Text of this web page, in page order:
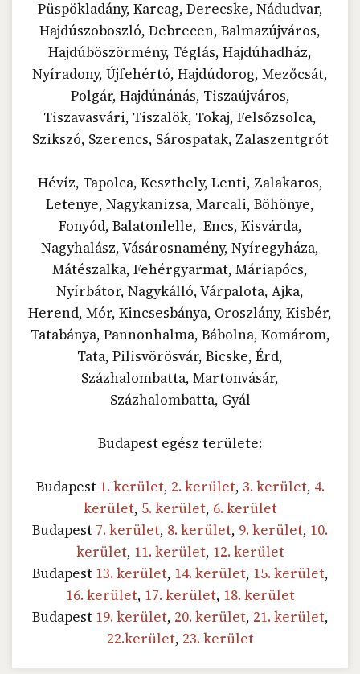
Püspökladány, Karcag, Derecske, Nádudvar,
Hajdúszoboszló, Debrecen, Balmazújváros,
Hajdúböszörmény, Téglás, Hajdúhadház,
Nyíradony, Újfehértó, Hajdúdorog, Mezőcsát,
Polgár, Hajdúnánás, Tiszaújváros,
Tiszavasvári, Tiszalök, Tokaj, Felsőzsolca,
Szikszó, Szerencs, Sárospatak, Zalaszentgrót
Hévíz, Tapolca, Keszthely, Lenti, Zalakaros,
Letenye, Nagykanizsa, Marcali, Böhönye,
Fonyód, Balatonlelle, Encs, Kisvárda,
Nagyhalász, Vásárosnamény, Nyíregyháza,
Mátészalka, Fehérgyarmat, Máriapócs,
Nyírbátor, Nagykálló, Várpalota, Ajka,
Herend, Mór, Kincsesbánya, Oroszlány, Kisbér,
Tatabánya, Pannonhalma, Bábolna, Komárom,
Tata, Pilisvörösvár, Bicske, Érd,
Százhalombatta, Martonvásár,
Százhalombatta, Gyál
Budapest egész területe:
Budapest 1. kerület, 2. kerület, 3. kerület, 4.
kerület, 5. kerület, 6. kerület
Budapest 7. kerület, 8. kerület, 9. kerület, 10.
kerület, 11. kerület, 12. kerület
Budapest 13. kerület, 14. kerület, 15. kerület,
16. kerület, 17. kerület, 18. kerület
Budapest 19. kerület, 20. kerület, 21. kerület,
22.kerület, 23. kerület